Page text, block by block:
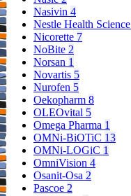
Nasivin 4
Nestle Health Science
Nicorette 7
NoBite 2
Norsan 1
Novartis 5
Nurofen 5
Oekopharm 8
OLEOvital 5
Omega Pharma 1
OMNi-BiOTiC 13
OMNi-LOGiC 1
OmniVision 4
Osanit-Osa 2
Pascoe 2